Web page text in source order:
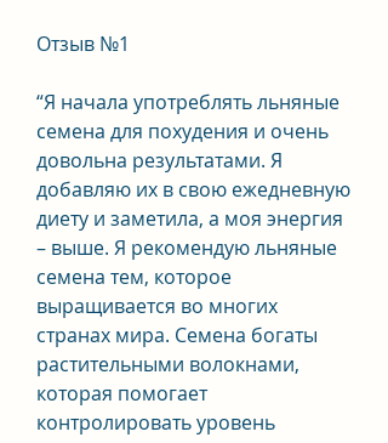
Отзыв №1
“Я начала употреблять льняные
семена для похудения и очень
довольна результатами. Я
добавляю их в свою ежедневную
диету и заметила, а моя энергия
– выше. Я рекомендую льняные
семена тем, которое
выращивается во многих
странах мира. Семена богаты
растительными волокнами,
которая помогает
контролировать уровень